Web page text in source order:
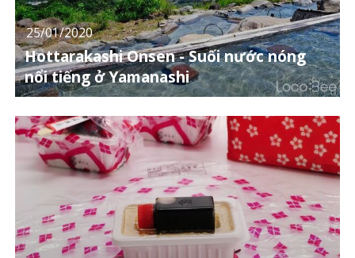
25/01/2020
Hottarakashi Onsen - Suối nước nóng
nổi tiếng ở Yamanashi